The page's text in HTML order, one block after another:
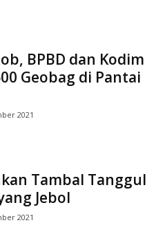
BPBD dan Kodim
Geobag di Pantai
2021
Tambal Tanggul
Jebol
2021